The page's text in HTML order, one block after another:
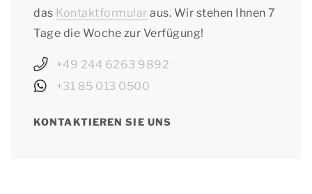
das Kontaktformular aus. Wir stehen Ihnen 7
Tage die Woche zur Verfügung!
+49 244 6263 9892
+31 85 013 0500
KONTAKTIEREN SIE UNS